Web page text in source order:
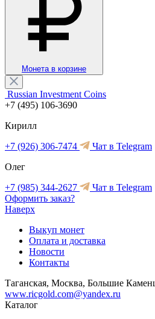
Монета в корзине
Russian Investment Coins
+7 (495) 106-3690
Кирилл
+7 (926) 306-7474
Чат в Telegram
Олег
+7 (985) 344-2627
Чат в Telegram
Оформить заказ?
Наверх
Выкуп монет
Оплата и доставка
Новости
Контакты
Таганская, Москва, Большие
www.ricgold.com@yandex.ru
Каталог